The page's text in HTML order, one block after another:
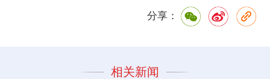
分享：
相关新闻